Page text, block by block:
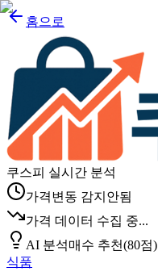
홈으로
쿠스피 실시간 분석
가격변동 감지안됨
가격 데이터 수집 중...
AI 분석매수 추천(80점)
식품